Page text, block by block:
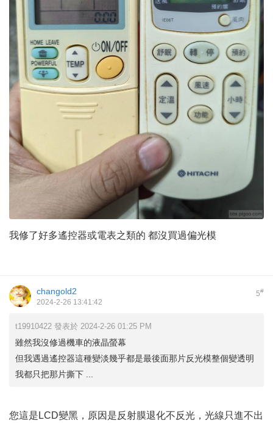
我修了好多遙控器或電表之類的 都沒買過偏光模
5#
changold2
2024-2-26 13:41:42
t19910422 發表於 2024-2-26 01:25 PM
雖然我沒修過機車的液晶螢幕
但我遇過遙控器這種變淡幾乎都是最後面那片反光模整個變透明
我都只把那片撕下 ...
您這是LCD變黑，原因是反射膜退化不反光，光線只進不出